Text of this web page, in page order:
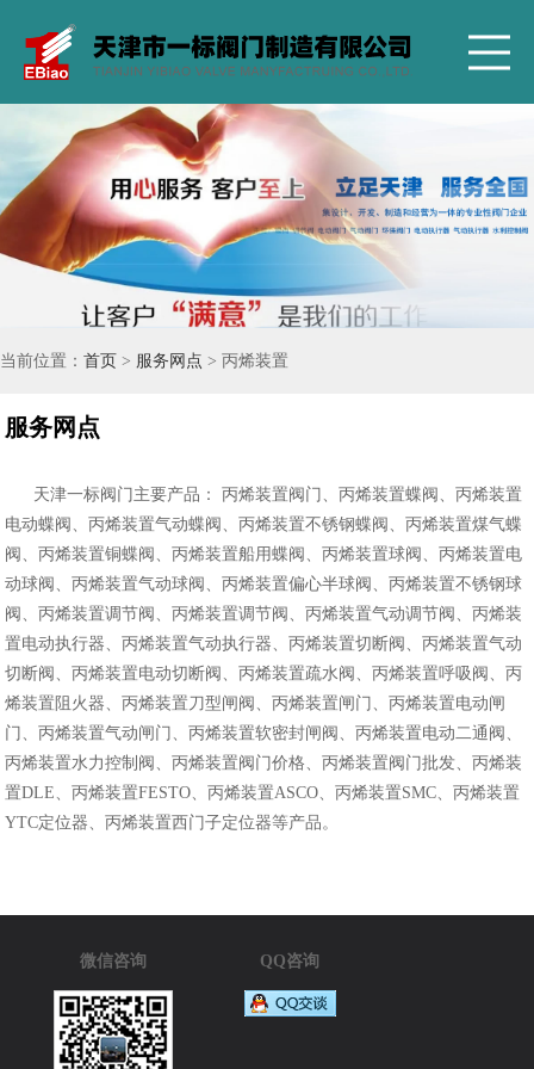
当前位置： 首页 > 服务网点 > 丙烯装置
服务网点
天津一标阀门主要产品： 丙烯装置阀门、丙烯装置蝶阀、丙烯装置
电动蝶阀、丙烯装置气动蝶阀、丙烯装置不锈钢蝶阀、丙烯装置煤气蝶
阀、丙烯装置铜蝶阀、丙烯装置船用蝶阀、丙烯装置球阀、丙烯装置电
动球阀、丙烯装置气动球阀、丙烯装置偏心半球阀、丙烯装置不锈钢球
阀、丙烯装置调节阀、丙烯装置调节阀、丙烯装置气动调节阀、丙烯装
置电动执行器、丙烯装置气动执行器、丙烯装置切断阀、丙烯装置气动
切断阀、丙烯装置电动切断阀、丙烯装置疏水阀、丙烯装置呼吸阀、丙
烯装置阻火器、丙烯装置刀型闸阀、丙烯装置闸门、丙烯装置电动闸
门、丙烯装置气动闸门、丙烯装置软密封闸阀、丙烯装置电动二通阀、
丙烯装置水力控制阀、丙烯装置阀门价格、丙烯装置阀门批发、丙烯装
置DLE、丙烯装置FESTO、丙烯装置ASCO、丙烯装置SMC、丙烯装置
YTC定位器、丙烯装置西门子定位器等产品。
微信咨询 QQ咨询